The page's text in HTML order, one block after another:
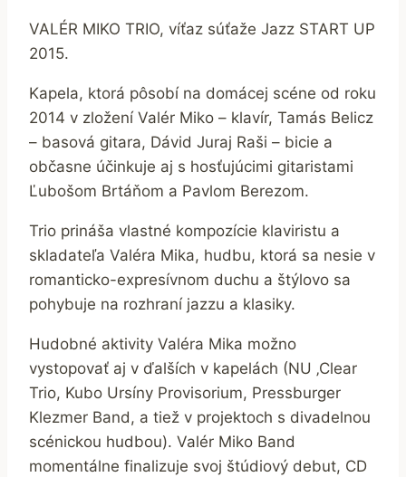
VALÉR MIKO TRIO, víťaz súťaže Jazz START UP
2015.
Kapela, ktorá pôsobí na domácej scéne od roku
2014 v zložení Valér Miko – klavír, Tamás Belicz
– basová gitara, Dávid Juraj Raši – bicie a
občasne účinkuje aj s hosťujúcimi gitaristami
Ľubošom Brtáňom a Pavlom Berezom.
Trio prináša vlastné kompozície klaviristu a
skladateľa Valéra Mika, hudbu, ktorá sa nesie v
romanticko-expresívnom duchu a štýlovo sa
pohybuje na rozhraní jazzu a klasiky.
Hudobné aktivity Valéra Mika možno
vystopovať aj v ďalších v kapelách (NU ‚Clear
Trio, Kubo Ursíny Provisorium, Pressburger
Klezmer Band, a tiež v projektoch s divadelnou
scénickou hudbou). Valér Miko Band
momentálne finalizuje svoj štúdiový debut, CD